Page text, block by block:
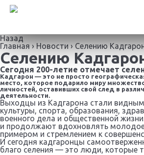
ГЛАВНАЯ
О Совете муниципальных
РСО-Алания
Члены Совета
Назад
Главная›Новости›Селению
Селению
Сегодня 200-летие отмечает
Кадгарон — это не просто
место, которое подарило миру
личностей, оставивших свой след в
деятельности.
Выходцы из Кадгарона стали
культуры, спорта, образования,
военного дела и общественной
и продолжают вдохновлять
примером и стремлением к
И сегодня кадгаронцы
благо селения — это люди, которые